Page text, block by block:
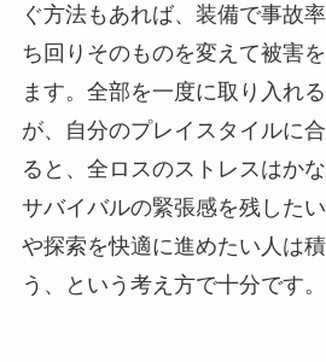
ぐ方法もあれば、装備で事故
ち回りそのものを変えて被害
ます。全部を一度に取り入れ
が、自分のプレイスタイルに
ると、全ロスのストレスはか
サバイバルの緊張感を残した
や探索を快適に進めたい人は
う、という考え方で十分です。